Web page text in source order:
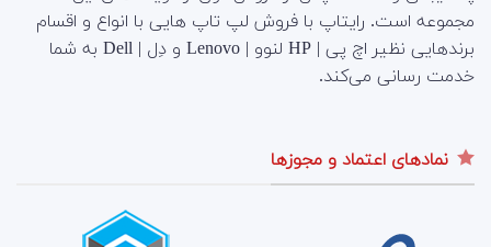
مجموعه است. رایتاپ با فروش لپ تاپ هایی با انواع و اقسام
برندهایی نظیر اچ پی | HP لنوو | Lenovo و دِل | Dell به شما
خدمت رسانی می‌کند.
نمادهای اعتماد و مجوزها